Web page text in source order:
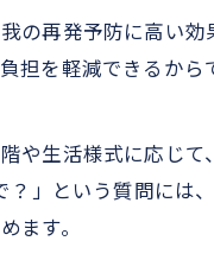
の再発予防に高い
担を軽減できるか
や生活様式に応じ
？」という質問には
ます。